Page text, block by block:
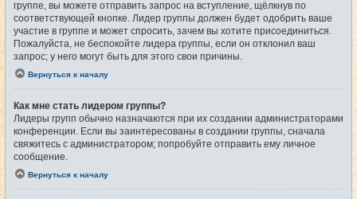
группе, вы можете отправить запрос на вступление, щёлкнув по
соответствующей кнопке. Лидер группы должен будет одобрить ваше
участие в группе и может спросить, зачем вы хотите присоединиться.
Пожалуйста, не беспокойте лидера группы, если он отклонил ваш
запрос; у него могут быть для этого свои причины.
Вернуться к началу
Как мне стать лидером группы?
Лидеры групп обычно назначаются при их создании администраторами
конференции. Если вы заинтересованы в создании группы, сначала
свяжитесь с администратором; попробуйте отправить ему личное
сообщение.
Вернуться к началу